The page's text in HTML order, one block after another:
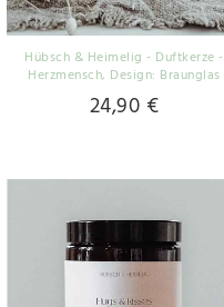
Hübsch & Heimelig - Duftkerze -
Herzmensch, Design: Braunglas
24,90 €